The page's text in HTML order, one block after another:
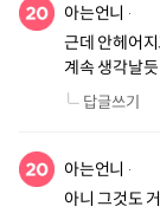
아는언니
근데 안헤어
계속 생각날듯
답글쓰기
아는언니
아니 그것도